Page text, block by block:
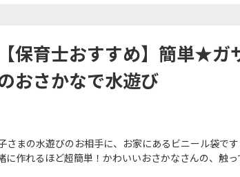
【保育士おすすめ】簡単★ガ
おさかなで水遊び
さまの水遊びのお相手に、お家にあるビニール袋で
に作れるほど超簡単！かわいいおさかなさんの、触